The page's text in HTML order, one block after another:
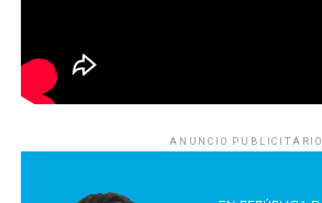
ANUNCIO PUBLICITARIO